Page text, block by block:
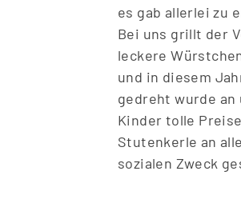
es gab allerlei zu
Bei uns grillt der
leckere
und in diesem
gedreht wurde an
Kinder tolle
Stutenkerle an
sozialen Zweck